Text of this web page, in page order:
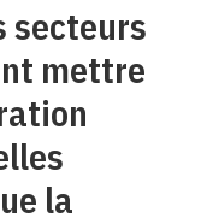
secteurs
mettre
la